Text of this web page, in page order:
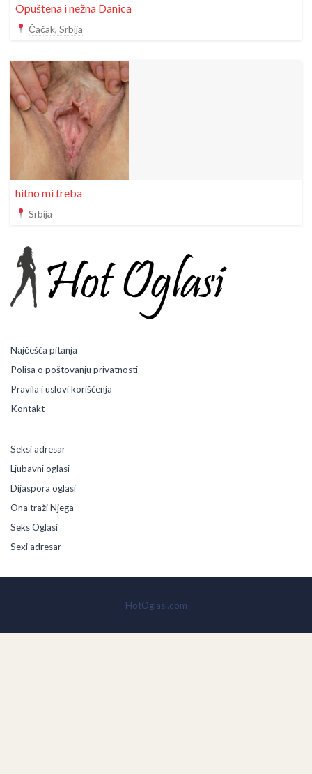
Opuštena i nežna Danica
Čačak, Srbija
hitno mi treba
Srbija
Najčešća pitanja
Polisa o poštovanju privatnosti
Pravila i uslovi korišćenja
Kontakt
Seksi adresar
Ljubavni oglasi
Dijaspora oglasi
Ona traži Njega
Seks Oglasi
Sexi adresar
HotOglasi.com